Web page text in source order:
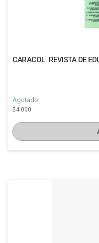
CARACOL. REVISTA DE
Agotado
$4.000